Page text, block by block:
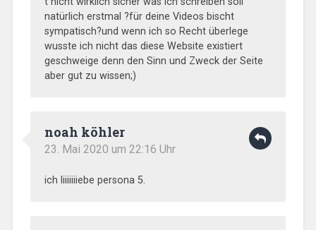
natürlich erstmal ?für deine Videos bischt
sympatisch?und wenn ich so Recht überlege
wusste ich nicht das diese Website existiert
geschweige denn den Sinn und Zweck der Seite
aber gut zu wissen;)
noah köhler
23. Mai 2020 um 22:16 Uhr
ich liiiiiiiebe persona 5.